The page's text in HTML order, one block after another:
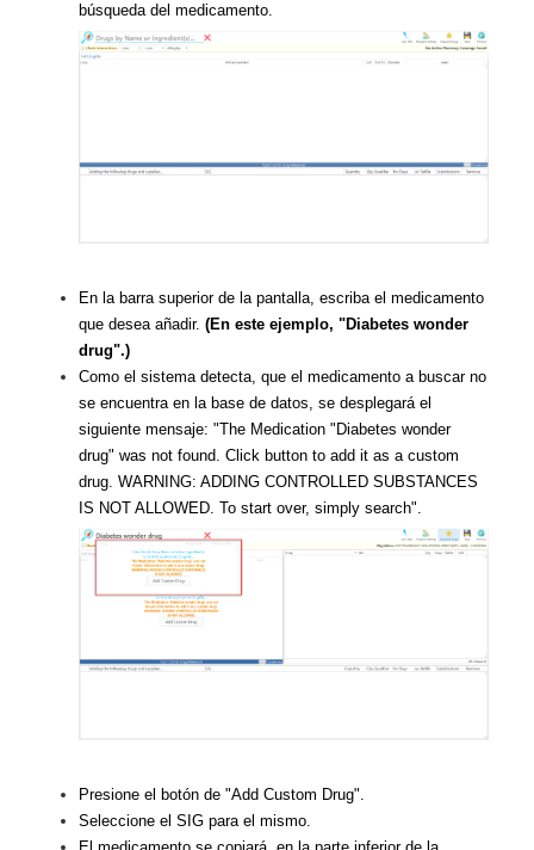
búsqueda del medicamento.
En la barra superior de la pantalla, escriba el medicamento
que desea añadir. (En este ejemplo, "Diabetes wonder
drug".)
Como el sistema detecta, que el medicamento a buscar no
se encuentra en la base de datos, se desplegará el
siguiente mensaje: "The Medication "Diabetes wonder
drug" was not found. Click button to add it as a custom
drug. WARNING: ADDING CONTROLLED SUBSTANCES
IS NOT ALLOWED. To start over, simply search".
Presione el botón de "Add Custom Drug".
Seleccione el SIG para el mismo.